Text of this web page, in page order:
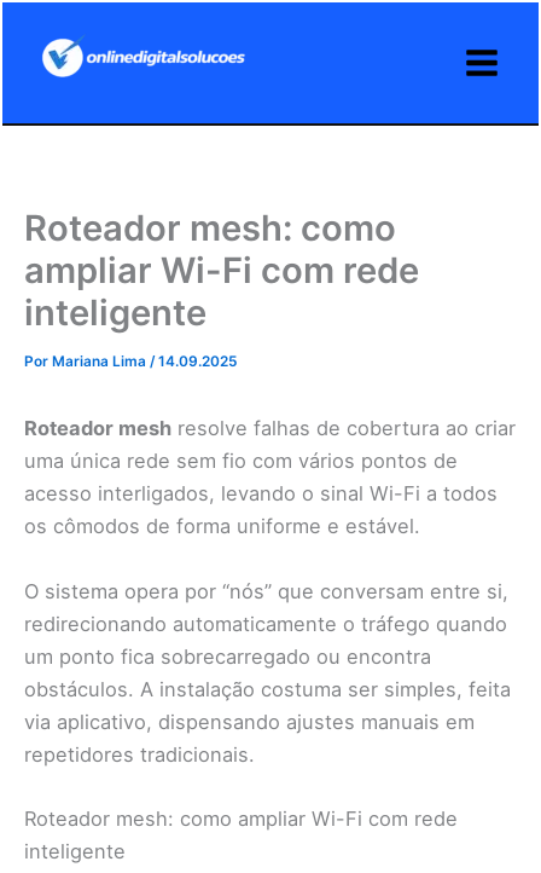
Roteador mesh: como
ampliar Wi-Fi com rede
inteligente
Por Mariana Lima /14.09.2025
Roteador mesh resolve falhas de cobertura ao criar
uma única rede sem fio com vários pontos de
acesso interligados, levando o sinal Wi-Fi a todos
os cômodos de forma uniforme e estável.
O sistema opera por “nós” que conversam entre si,
redirecionando automaticamente o tráfego quando
um ponto fica sobrecarregado ou encontra
obstáculos. A instalação costuma ser simples, feita
via aplicativo, dispensando ajustes manuais em
repetidores tradicionais.
Roteador mesh: como ampliar Wi-Fi com rede
inteligente